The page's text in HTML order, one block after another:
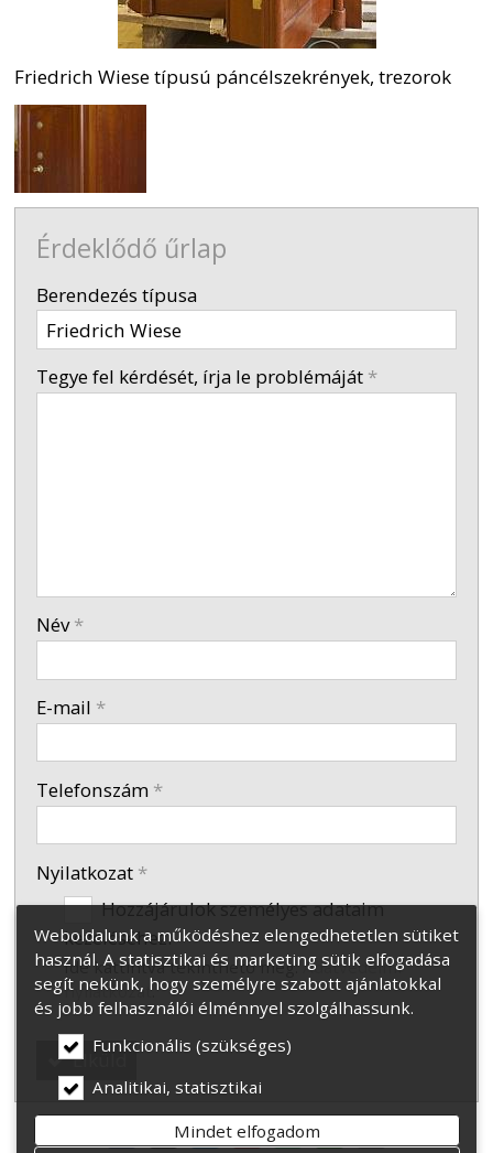
Friedrich Wiese típusú páncélszekrények, trezorok
Érdeklődő űrlap
-
Berendezés típusa
Tegye fel kérdését, írja le problémáját *
Név*
E-mail *
Telefonszám *
Nyilatkozat *
Hozzájárulok személyes adataim
kezeléséhez.
Ide kattintva tekinthető meg:Adatvédelmi
nyilatkozat.
Elküld
Weboldalunk a működéshez elengedhetetlen sütiket
használ. A statisztikai és marketing sütik elfogadása
segít nekünk, hogy személyre szabott ajánlatokkal
és jobb felhasználói élménnyel szolgálhassunk.
Funkcionális (szükséges)
Analitikai, statisztikai
Mindet elfogadom